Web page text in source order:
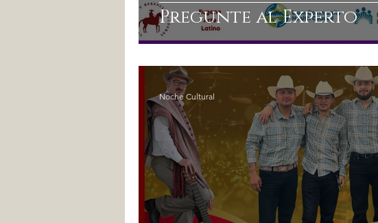
Pregunte al Experto
Noche Cultural